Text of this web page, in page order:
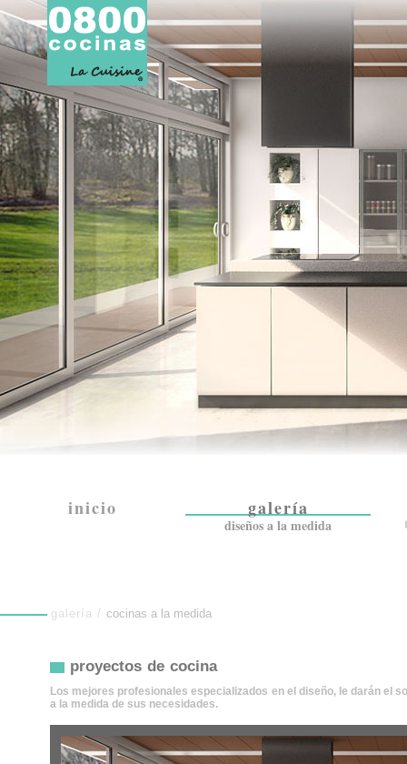
inicio galería
diseños a la medida
galería / cocinas a la medida
proyectos de cocina
Los mejores profesionales especializados en el diseño, le darán el
a la medida de sus necesidades.